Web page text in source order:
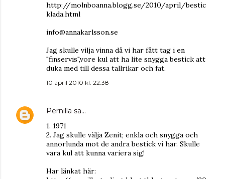
http://molnboanna.blogg.se/2010/april/bestic
klada.html
info@annakarlsson.se
Jag skulle vilja vinna då vi har fått tag i en
"finservis",vore kul att ha lite snygga bestick att
duka med till dessa tallrikar och fat.
10 april 2010 kl. 22:38
Pernilla sa…
1. 1971
2. Jag skulle välja Zenit; enkla och snygga och
annorlunda mot de andra bestick vi har. Skulle
vara kul att kunna variera sig!
Har länkat här: